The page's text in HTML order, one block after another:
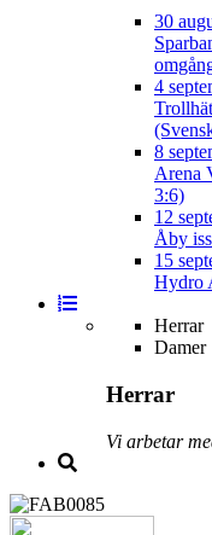
30
4
8
Arena
3:6)
12
Åby
15
Hydro
Herrar
Damer
Herrar
Vi arbetar